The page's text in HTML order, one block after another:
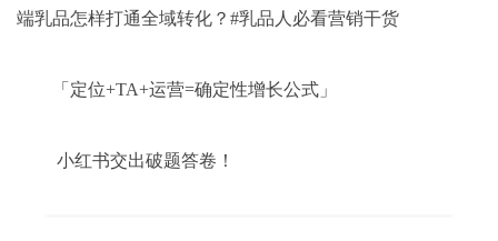
端乳品怎样打通全域转化？#乳品人必看营销干货
「定位+TA+运营=确定性增长公式」
小红书交出破题答卷！